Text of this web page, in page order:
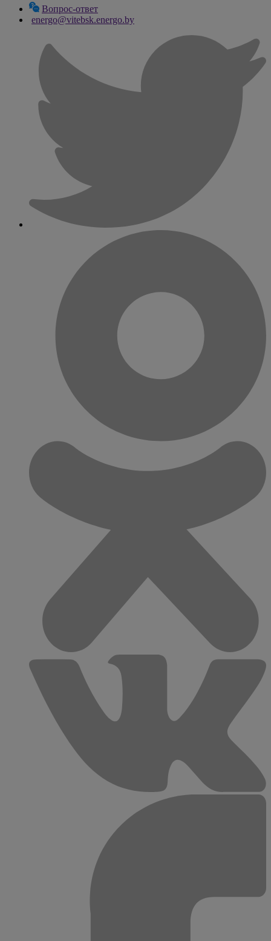
Вопрос-ответ
energo@vitebsk.energo.by